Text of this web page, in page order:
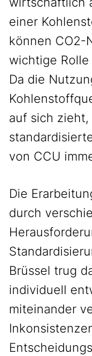
einer
können CO2-
wichtige
Da die
auf sich
von CCU
Die
durch
Brüssel trug
individuell
miteinander